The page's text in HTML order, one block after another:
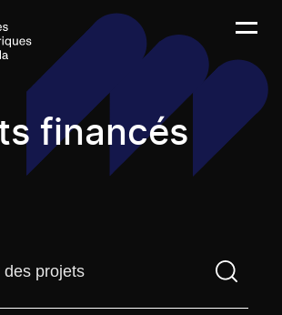
financés
devez saisir un terme de